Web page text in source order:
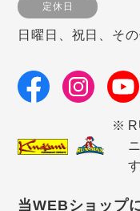
定休日
日曜日、祝日、そ
当WEBショップ